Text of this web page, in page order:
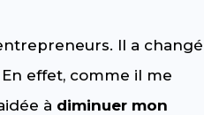
Il a changé
effet, comme il me
à diminuer mon